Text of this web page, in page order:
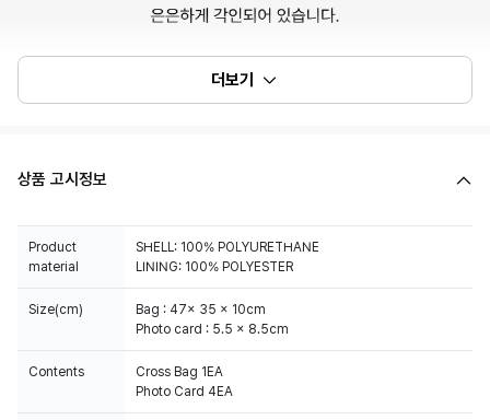
더보기
상품 고시정보
Product
material
SHELL: 100% POLYURETHANE
LINING: 100% POLYESTER
Size(cm)
Bag : 47x 35 x 10cm
Photo card : 5.5 x 8.5cm
Contents
Cross Bag 1EA
Photo Card 4EA